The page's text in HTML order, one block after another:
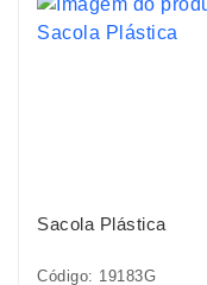
Sacola Plástica
Código: 19183G